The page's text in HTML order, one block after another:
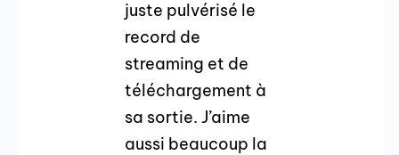
juste pulvérisé le
record de
streaming et de
téléchargement à
sa sortie. J’aime
aussi beaucoup la